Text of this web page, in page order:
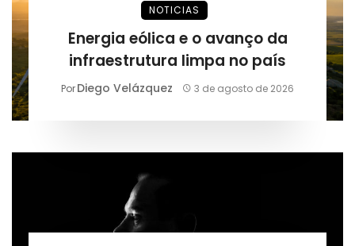
NOTICIAS
Energia eólica e o avanço da
infraestrutura limpa no país
PorDiego Velázquez 3 de agosto de 2026